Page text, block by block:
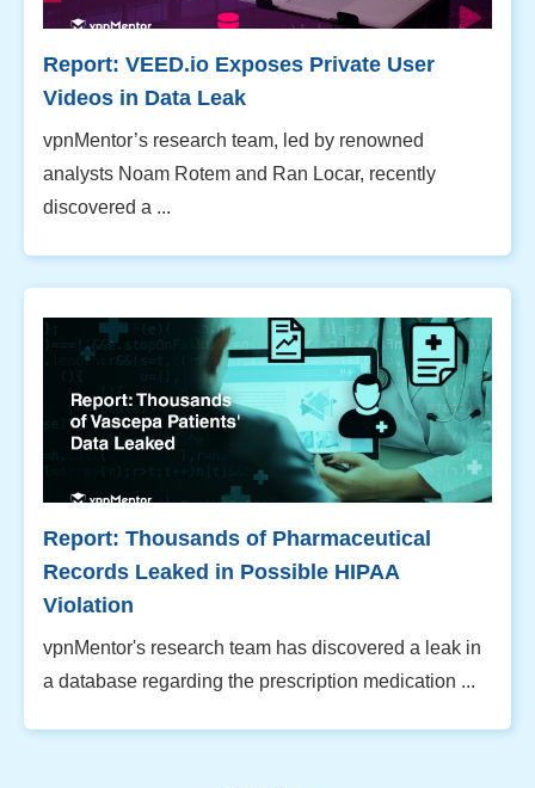
Report: VEED.io Exposes Private User
Videos in Data Leak
vpnMentor’s research team, led by renowned
analysts Noam Rotem and Ran Locar, recently
discovered a ...
Report: Thousands of Pharmaceutical
Records Leaked in Possible HIPAA
Violation
vpnMentor's research team has discovered a leak in
a database regarding the prescription medication ...